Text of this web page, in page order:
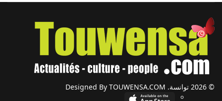
© 2026 توانسة. Designed By TOUWENSA.COM